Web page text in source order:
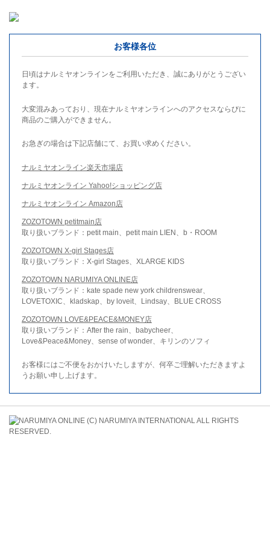
お客様各位
日頃はナルミヤオンラインをご利用いただき、誠にありがとうござい
ます。
大変混みあっており、現在ナルミヤオンラインへのアクセスならびに
商品のご購入ができません。
お急ぎの場合は下記店舗にて、お買い求めください。
ナルミヤオンライン楽天市場店
ナルミヤオンライン Yahoo!ショッピング店
ナルミヤオンライン Amazon店
ZOZOTOWN petitmain店
取り扱いブランド：petit main、petit main LIEN、b・ROOM
ZOZOTOWN X-girl Stages店
取り扱いブランド：X-girl Stages、XLARGE KIDS
ZOZOTOWN NARUMIYA ONLINE店
取り扱いブランド：kate spade new york childrenswear、
LOVETOXIC、kladskap、by loveit、Lindsay、BLUE CROSS
ZOZOTOWN LOVE&PEACE&MONEY店
取り扱いブランド：After the rain、babycheer、
Love&Peace&Money、sense of wonder、キリンのソフィ
お客様にはご不便をおかけいたしますが、何卒ご理解いただきますよ
うお願い申し上げます。